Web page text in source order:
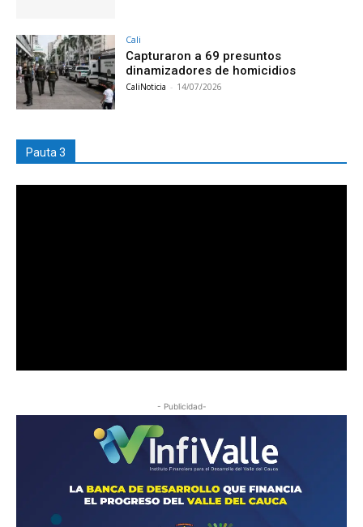
Cali
Capturaron a 69 presuntos
dinamizadores de homicidios
CaliNoticia - 14/07/2026
Pauta 3
- Publicidad-